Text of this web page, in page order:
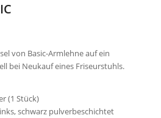
von Basic-Armlehne auf ein
bei Neukauf eines Friseurstuhls.
(1 Stück)
schwarz pulverbeschichtet